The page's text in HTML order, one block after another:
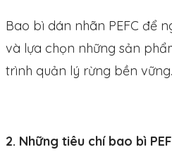
Bao bì dán nhãn PEFC để
và lựa chọn những sản
trình quản lý rừng bền vững.
2. Những tiêu chí bao bì